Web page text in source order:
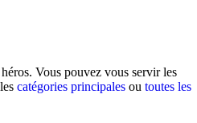
Vous pouvez vous servir les
catégories principales ou toutes les